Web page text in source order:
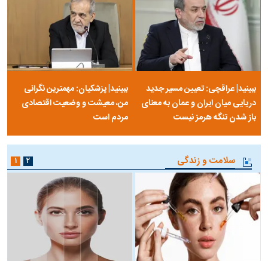
ببینید| عراقچی: تعیین مسیر جدید
دریایی میان ایران و عمان به معنای
باز شدن تنگه هرمز نیست
ببینید| پزشکیان: مهمترین نگرانی
من، معیشت و وضعیت اقتصادی
مردم است
سلامت و زندگی ۱ ۲